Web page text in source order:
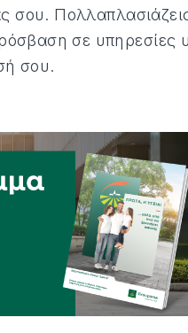
σε υπηρεσίες
σου.